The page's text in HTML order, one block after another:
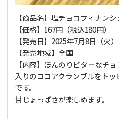
【商品名】塩チョコフィナンシ
【価格】167円（税込180円）
【発売日】2025年7月8日（火）
【発売地域】全国
【内容】ほんのりビターなチ
入りのココアクランブルをト
です。
甘じょっぱさが楽しめます。